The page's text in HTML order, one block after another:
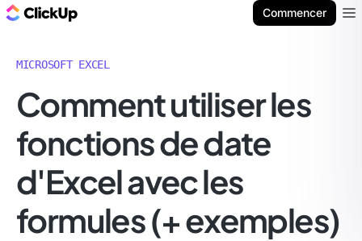
Commencer
MICROSOFT EXCEL
Comment utiliser les
fonctions de date
d'Excel avec les
formules (+ exemples)